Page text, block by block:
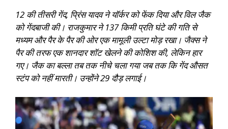
12 की तीसरी गेंद, प्रिंस यादव ने यॉर्कर को फेंक दिया और विल जैक
को गेंदबाजी की। राजकुमार ने 137 किमी प्रति घंटे की गति से
मध्यम और पैर के पैर की ओर एक मामूली उल्टा मोड़ रखा। जैक्स ने
पैर की तरफ एक शानदार शॉट खेलने की कोशिश की, लेकिन हार
गए। जैक का बल्ला तब तक नीचे चला गया जब तक कि गेंद औसत
स्टंप को नहीं मारती। उन्होंने 29 दौड़ लगाई।